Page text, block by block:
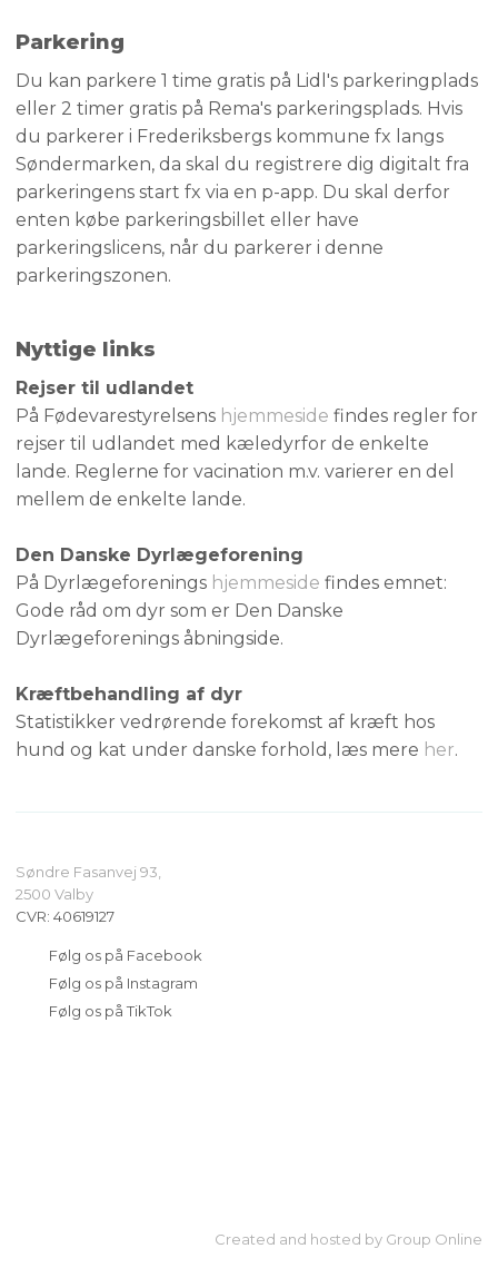
Parkering​
​Du kan parkere 1 time gratis på Lidl's parkeringplads
eller 2 timer gratis på Rema's parkeringsplads. Hvis
du parkerer i Frederiksbergs kommune fx langs
Søndermarken, da skal du registrere dig digitalt fra
parkeringens start fx via en p-app. Du skal derfor
enten købe parkeringsbillet eller have
parkeringslicens, når du parkerer i denne
parkeringszonen.
Nyttige links
Rejser til udlandet
På Fødevarestyrelsens hjemmeside findes regler for
rejser til udlandet med kæledyrfor de enkelte
lande. Reglerne for vacination m.v. varierer en del
mellem de enkelte lande.
Den Danske Dyrlægeforening
På Dyrlægeforenings hjemmeside ​findes emnet:
Gode råd om dyr som er Den Danske
Dyrlægeforenings åbningside.
Kræftbehandling af dyr
Statistikker vedrørende forekomst af kræft hos
hund og kat under danske forhold, læs mere her.
Søndre Fasanvej 93,
​2500 Valby
CVR​: 40619127
​Følg os på Facebook
​Følg os på Instagram
​Følg os på TikTok
Created and hosted by Group Online